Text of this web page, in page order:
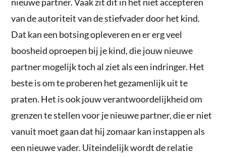
van de autoriteit van de stiefvader door het kind.
Dat kan een botsing opleveren en er erg veel
boosheid oproepen bij je kind, die jouw nieuwe
partner mogelijk toch al ziet als een indringer. Het
beste is om te proberen het gezamenlijk uit te
praten. Het is ook jouw verantwoordelijkheid om
grenzen te stellen voor je nieuwe partner, die er niet
vanuit moet gaan dat hij zomaar kan instappen als
een nieuwe vader. Uiteindelijk wordt de relatie